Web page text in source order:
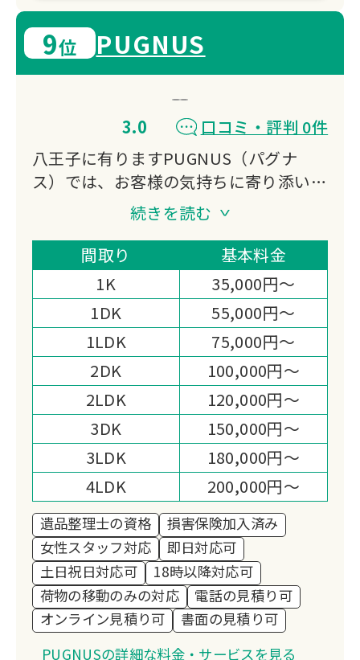
9位 PUGNUS
3.0
口コミ・評判 0件
八王子に有りますPUGNUS（パグナ
ス）では、お客様の気持ちに寄り添い、
ご負担のかからないよう全力でサポート
一般財団法人遺品整理士認定協会で遺品
整理士を取得した認定業者の為、安心し
て遺品整理をご依頼いただくことが可能
スピーディーなお見積りやまごころ込め
たサービスにより、より高い満足度をい
ただいております。
遺品処分と同時に買取も当社が運営して
いる買取店が有る為、豊富な種類、買取
金額も適正金額をご提示指せていただき
ますのでお気軽に仰ってください。
続きを読む
間取り
基本料金
1K
35,000円～
1DK
55,000円～
1LDK
75,000円～
2DK
100,000円～
2LDK
120,000円～
3DK
150,000円～
3LDK
180,000円～
4LDK
200,000円～
遺品整理士の資格
損害保険加入済み
女性スタッフ対応
即日対応可
土日祝日対応可
18時以降対応可
荷物の移動のみの対応
電話の見積り可
オンライン見積り可
書面の見積り可
PUGNUSの詳細な料金・サービスを見る